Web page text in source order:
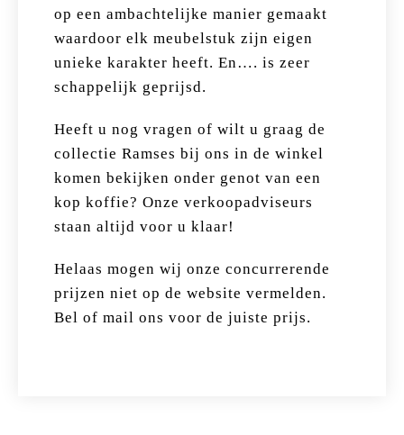
op een ambachtelijke manier gemaakt
waardoor elk meubelstuk zijn eigen
unieke karakter heeft. En…. is zeer
schappelijk geprijsd.
Heeft u nog vragen of wilt u graag de
collectie Ramses bij ons in de winkel
komen bekijken onder genot van een
kop koffie? Onze verkoopadviseurs
staan altijd voor u klaar!
Helaas mogen wij onze concurrerende
prijzen niet op de website vermelden.
Bel of mail ons voor de juiste prijs.